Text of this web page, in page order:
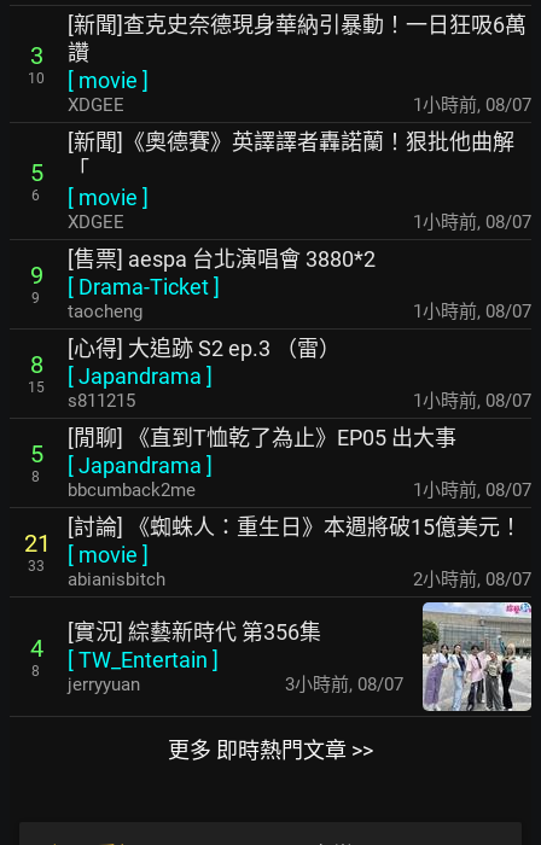
3
10
[新聞]查克史奈德現身華納引暴動！一日狂吸6萬
讚
[ movie ]
XDGEE 1小時前, 08/07
5
6
[新聞]《奧德賽》英譯譯者轟諾蘭！狠批他曲解
「
[ movie ]
XDGEE 1小時前, 08/07
9
9
[售票] aespa 台北演唱會 3880*2
[ Drama-Ticket]
taocheng 1小時前, 08/07
8
15
[心得] 大追跡 S2 ep.3 （雷）
[Japandrama ]
s811215 1小時前, 08/07
5
8
[閒聊] 《直到T恤乾了為止》EP05 出大事
[Japandrama ]
bbcumback2me 1小時前, 08/07
21
33
[討論] 《蜘蛛人：重生日》本週將破15億美元！
[ movie ]
abianisbitch 2小時前, 08/07
4
8
[實況] 綜藝新時代 第356集
[TW_Entertain ]
jerryyuan 3小時前, 08/07
更多 即時熱門文章 >>